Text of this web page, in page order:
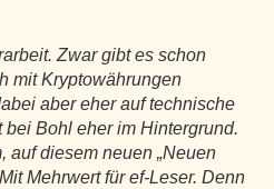
Zwar gibt es schon
mit Kryptowährungen
aber eher auf technische
Bohl eher im Hintergrund.
auf diesem neuen „Neuen
Mehrwert für ef-Leser. Denn